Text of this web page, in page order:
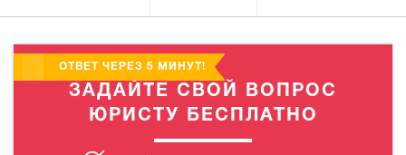
ОТВЕТ ЧЕРЕЗ 5 МИНУТ!
ЗАДАЙТЕ СВОЙ ВОПРОС
ЮРИСТУ БЕСПЛАТНО